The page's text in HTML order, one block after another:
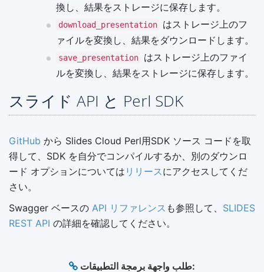
換し、結果をストレージに保存します。
download_presentation
はストレージ上のフ
ァイルを変換し、結果をダウンロードします。
save_presentation
はストレージ上のファイ
ルを変換し、結果をストレージに保存します。
スライド API と Perl SDK
GitHub から Slides Cloud Perl用SDK ソース コードを取
得して、SDK を自分でコンパイルするか、別のダウンロ
ード オプションについては リリース にアクセスしてくだ
さい。
Swagger ベースの API リファレンス も参照して、 SLIDES
REST API の詳細を確認してください。
طلب واجهة برمجة التطبيقات: